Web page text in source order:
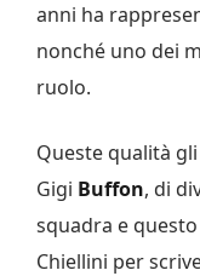
anni ha
nonché uno dei
ruolo.
Queste qualità
Gigi Buffon, di
squadra e
Chiellini per